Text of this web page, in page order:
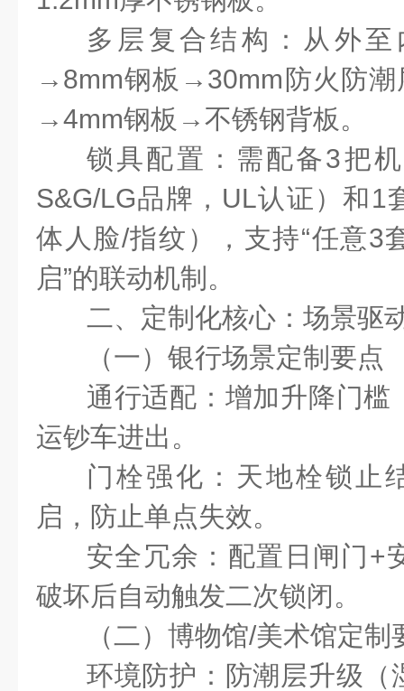
多层复合结构：从外
→ 8mm钢板→ 30mm 防火防
→4mm钢板→不锈钢背板。
锁具配置：需配备3把
S&G/LG品牌， UL认证）和1
体人脸/指纹），支持“任意3
启”的联动机制。
二、定制化核心：场景驱
（一）银行场景定制要点
通行适配：增加升降门槛
运钞车进出。
门栓强化：天地栓锁止
启，防止单点失效。
安全冗余：配置日闸门+
破坏后自动触发二次锁闭。
（二）博物馆/美术馆定制
环境防护：防潮层升级（